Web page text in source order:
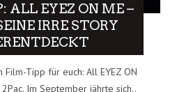
ALL EYEZ ON ME –
IRRE STORY
Film-Tipp für euch: All EYEZ ON
Im September jährte sich..